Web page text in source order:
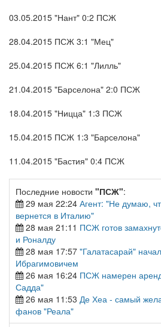
03.05.2015 "Нант" 0:2 ПСЖ
28.04.2015 ПСЖ 3:1 "Мец"
25.04.2015 ПСЖ 6:1 "Лилль"
21.04.2015 "Барселона" 2:0 ПСЖ
18.04.2015 "Ницца" 1:3 ПСЖ
15.04.2015 ПСЖ 1:3 "Барселона"
11.04.2015 "Бастия" 0:4 ПСЖ
Последние новости "ПСЖ":
29 мая 22:24 Агент: "Не думаю,
вернется в Италию"
28 мая 21:11 ПСЖ готов
и Роналду
28 мая 17:57 "Галатасарай"
Ибрагимовичем
26 мая 16:24 ПСЖ намерен
Садда"
26 мая 11:53 Де Хеа - самый
фанов "Реала"